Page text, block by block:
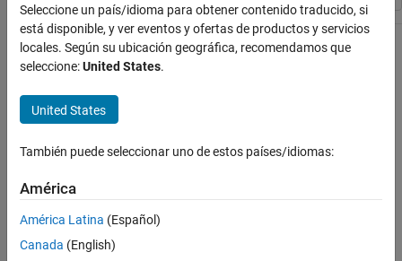
Seleccione un país/idioma para obtener contenido traducido, si
está disponible, y ver eventos y ofertas de productos y servicios
locales. Según su ubicación geográfica, recomendamos que
seleccione:United States.
United States
También puede seleccionar uno de estos países/idiomas:
América
América Latina (Español)
Canada (English)